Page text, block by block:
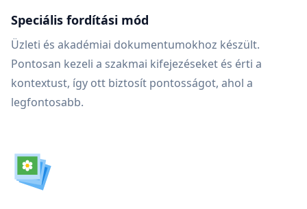
Speciális fordítási mód
Üzleti és akadémiai dokumentumokhoz készült.
Pontosan kezeli a szakmai kifejezéseket és érti a
kontextust, így ott biztosít pontosságot, ahol a
legfontosabb.